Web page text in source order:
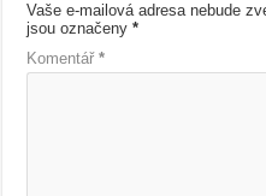
Vaše e-mailová adresa nebude
jsou označeny*
Komentář*